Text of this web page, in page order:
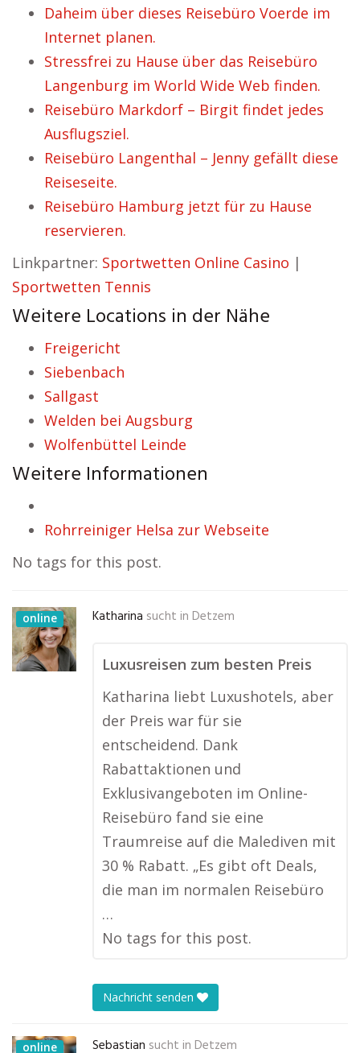
Daheim über dieses Reisebüro Voerde im
Internet planen.
Stressfrei zu Hause über das Reisebüro
Langenburg im World Wide Web finden.
Reisebüro Markdorf – Birgit findet jedes
Ausflugsziel.
Reisebüro Langenthal – Jenny gefällt diese
Reiseseite.
Reisebüro Hamburg jetzt für zu Hause
reservieren.
Linkpartner: Sportwetten Online Casino |
Sportwetten Tennis
Weitere Locations in der Nähe
Freigericht
Siebenbach
Sallgast
Welden bei Augsburg
Wolfenbüttel Leinde
Weitere Informationen
Rohrreiniger Helsa zur Webseite
No tags for this post.
online Katharina sucht in Detzem
Luxusreisen zum besten Preis
Katharina liebt Luxushotels, aber
der Preis war für sie
entscheidend. Dank
Rabattaktionen und
Exklusivangeboten im Online-
Reisebüro fand sie eine
Traumreise auf die Malediven mit
30 % Rabatt. „Es gibt oft Deals,
die man im normalen Reisebüro
…
No tags for this post.
Nachricht senden
online Sebastian sucht in Detzem